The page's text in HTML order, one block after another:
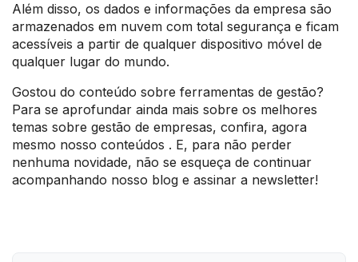
Além disso, os dados e informações da empresa são
armazenados em nuvem com total segurança e ficam
acessíveis a partir de qualquer dispositivo móvel de
qualquer lugar do mundo.
Gostou do conteúdo sobre ferramentas de gestão?
Para se aprofundar ainda mais sobre os melhores
temas sobre gestão de empresas, confira, agora
mesmo nosso conteúdos . E, para não perder
nenhuma novidade, não se esqueça de continuar
acompanhando nosso blog e assinar a newsletter!